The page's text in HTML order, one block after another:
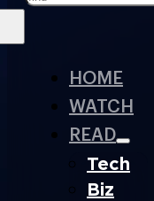
HOME
WATCH
READ
Tech
Biz